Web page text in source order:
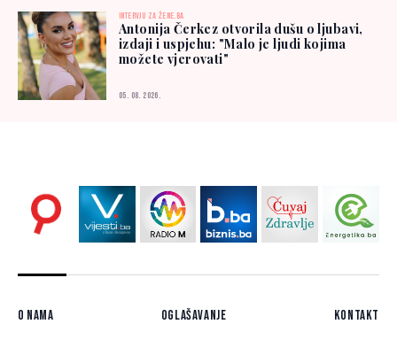
INTERVJU ZA ŽENE.BA
Antonija Čerkez otvorila dušu o ljubavi,
izdaji i uspjehu: "Malo je ljudi kojima
možete vjerovati"
05. 08. 2026.
O nama Oglašavanje Kontakt